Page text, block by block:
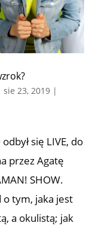
sie 23, 2019|
się LIVE, do
przez Agatę
SHOW.
o tym, jaka jest
a okulistą; jak